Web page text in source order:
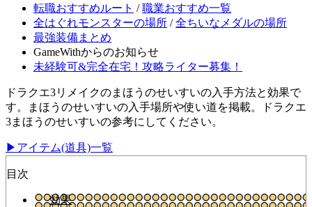
転職おすすめルート /職業おすすめ一覧
全はぐれモンスターの場所 /全ちいなメダルの場所
最強装備まとめ
GameWithからのお知らせ
未経験可&完全在宅！攻略ライター募集！
ドラクエ3リメイクのまほうのせいすいの入手方法と効果で
す。まほうのせいすいの入手場所や使い道を掲載。ドラクエ
3まほうのせいすいの参考にしてください。
▶アイテム(道具)一覧
目次
効果